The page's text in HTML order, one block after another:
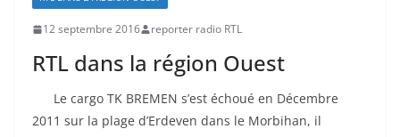
12 septembre 2016 reporter radio RTL
RTL dans la région Ouest
Le cargo TK BREMEN s’est échoué en Décembre
2011 sur la plage d’Erdeven dans le Morbihan, il